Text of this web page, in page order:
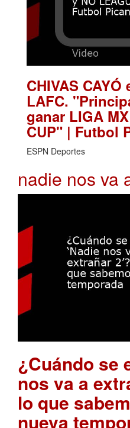
CHIVAS
LAFC.
ganar LIGA
CUP" | Futbol
ESPN Deportes
nadie nos va
¿Cuándo se
nos va a
lo que
nueva